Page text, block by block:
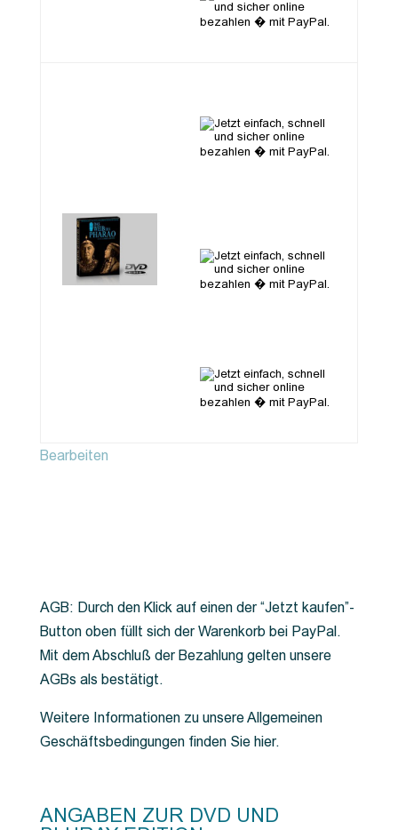
Bearbeiten
AGB: Durch den Klick auf einen der “Jetzt kaufen”-
Button oben füllt sich der Warenkorb bei PayPal.
Mit dem Abschluß der Bezahlung gelten unsere
AGBs als bestätigt.
Weitere Informationen zu unsere Allgemeinen
Geschäftsbedingungen finden Sie hier.
ANGABEN ZUR DVD UND